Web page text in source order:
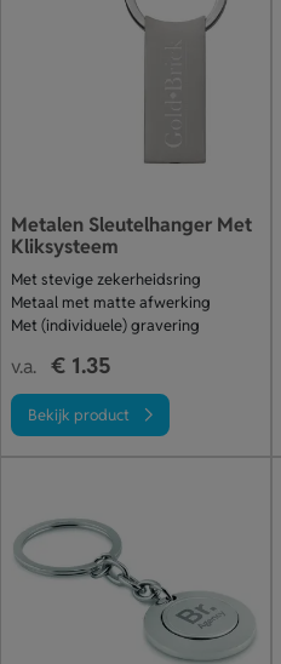
Metalen Sleutelhanger Met
Kliksysteem
Met stevige zekerheidsring
Metaal met matte afwerking
Met (individuele) gravering
v.a. € 1.35
Bekijk product